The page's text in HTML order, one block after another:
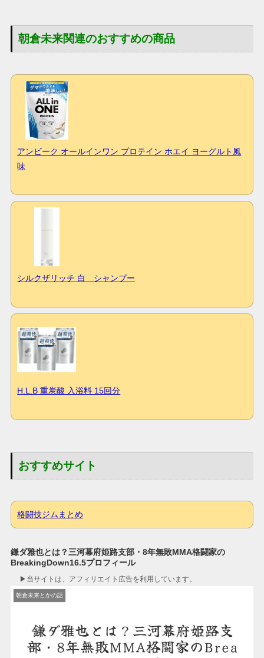
朝倉未来関連のおすすめの商品
アンビーク オールインワン プロテイン ホエイ ヨーグルト風
味
シルクザリッチ 白 シャンプー
H.L.B 重炭酸 入浴料 15回分
おすすめサイト
格闘技ジムまとめ
鎌ダ雅也とは？三河幕府姫路支部・8年無敗MMA格闘家の
BreakingDown16.5プロフィール
▶︎当サイトは、アフィリエイト広告を利用しています。
朝倉未来とかの話